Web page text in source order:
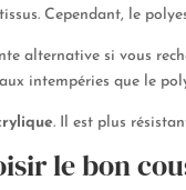
Cependant, le
alternative si vous
intempéries que le
. Il est plus
le bon